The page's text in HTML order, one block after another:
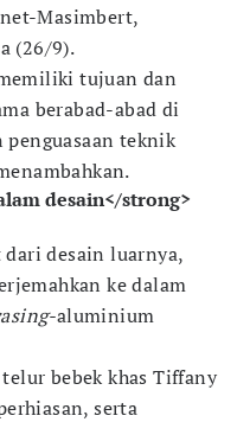
Masimbert,
(26/9).
tujuan dan
berabad-abad di
penguasaan teknik
desain</strong>
desain luarnya,
ke dalam
aluminium
bebek khas Tiffany
serta